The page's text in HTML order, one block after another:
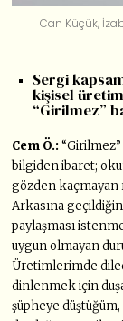
Can Küçük,
Sergi
kişisel
“Girilmez”
Cem Ö.: “Girilmez”
bilgiden ibaret;
gözden
Arkasına
paylaşması
uygun olmayan
Üretimlerimde
dinlenmek için
şüpheye